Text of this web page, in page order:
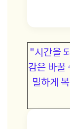
"시간을
감은 바꿀
밀하게